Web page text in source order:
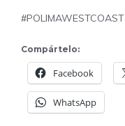
#POLIMAWESTCOAST
Compártelo:
Facebook
WhatsApp